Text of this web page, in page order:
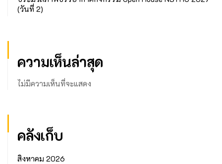
(วันที่ 2)
ความเห็นล่าสุด
ไม่มีความเห็นที่จะแสดง
คลังเก็บ
สิงหาคม 2026